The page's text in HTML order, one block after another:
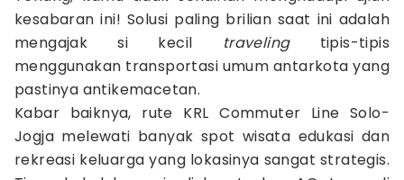
kesabaran ini! Solusi paling brilian saat ini adalah
mengajak si kecil travelingtipis-tipis
menggunakan transportasi umum antarkota yang
pastinya antikemacetan.
Kabar baiknya, rute KRL Commuter Line Solo-
Jogja melewati banyak spot wisata edukasi dan
rekreasi keluarga yang lokasinya sangat strategis.